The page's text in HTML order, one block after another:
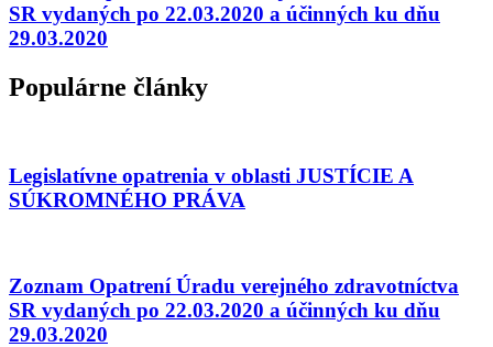
SR vydaných po 22.03.2020 a účinných ku dňu
29.03.2020
Populárne články
Legislatívne opatrenia v oblasti JUSTÍCIE A
SÚKROMNÉHO PRÁVA
Zoznam Opatrení Úradu verejného zdravotníctva
SR vydaných po 22.03.2020 a účinných ku dňu
29.03.2020